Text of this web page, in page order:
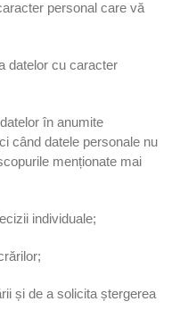
personal care vă
datelor cu caracter
în anumite
când datele personale nu
menționate mai
individuale;
și de a solicita ștergerea